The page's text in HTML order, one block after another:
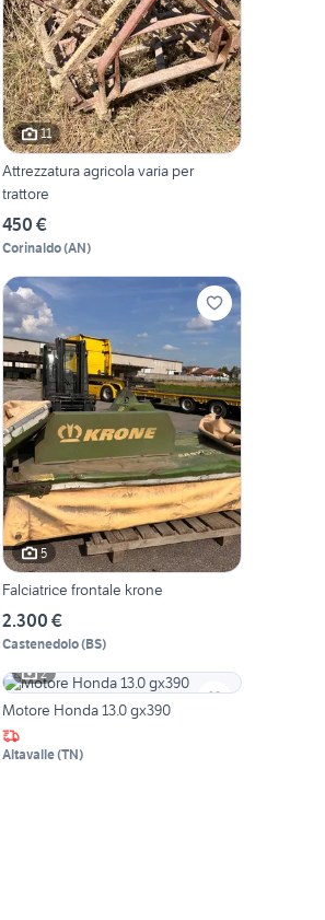
11
Attrezzatura agricola varia per
trattore
450 €
Corinaldo(AN)
5
Falciatrice frontale krone
2.300 €
Castenedolo(BS)
2
Motore Honda 13.0 gx390
Altavalle(TN)